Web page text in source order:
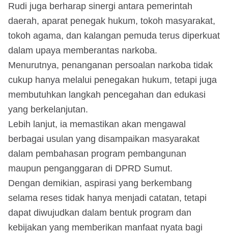
Rudi juga berharap sinergi antara pemerintah
daerah, aparat penegak hukum, tokoh masyarakat,
tokoh agama, dan kalangan pemuda terus diperkuat
dalam upaya memberantas narkoba.
Menurutnya, penanganan persoalan narkoba tidak
cukup hanya melalui penegakan hukum, tetapi juga
membutuhkan langkah pencegahan dan edukasi
yang berkelanjutan.
Lebih lanjut, ia memastikan akan mengawal
berbagai usulan yang disampaikan masyarakat
dalam pembahasan program pembangunan
maupun penganggaran di DPRD Sumut.
Dengan demikian, aspirasi yang berkembang
selama reses tidak hanya menjadi catatan, tetapi
dapat diwujudkan dalam bentuk program dan
kebijakan yang memberikan manfaat nyata bagi